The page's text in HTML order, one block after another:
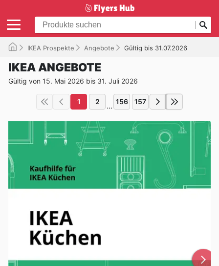
IKEA Prospekte Angebote Gültig bis 31.07.2026
IKEA ANGEBOTE
Gültig von 15. Mai 2026 bis 31. Juli 2026
1 2 ... 156 157